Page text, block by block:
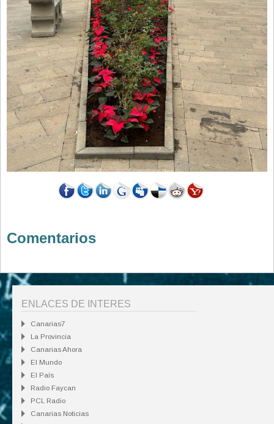
Comentarios
ENLACES DE INTERES
Canarias7
La Provincia
Canarias Ahora
El Mundo
El País
Radio Faycan
PCL Radio
Canarias Noticias